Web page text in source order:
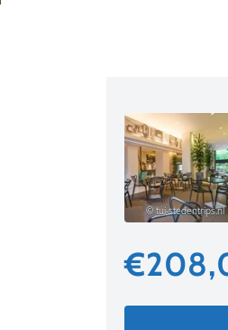
© tui-stedentrips.nl